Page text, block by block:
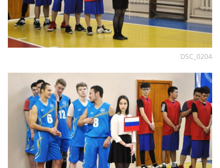
DSC_0204